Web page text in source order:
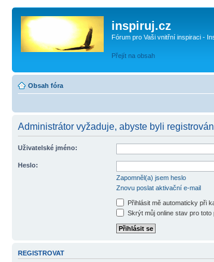
inspiruj.cz
Fórum pro Vaši vnitřní inspiraci -
Přejít na obsah
Obsah fóra
Administrátor vyžaduje, abyste byli
Uživatelské jméno:
Heslo:
Zapomněl(a) jsem heslo
Znovu poslat aktivační e-mail
Přihlásit mě automaticky při
Skrýt můj online stav pro toto
REGISTROVAT